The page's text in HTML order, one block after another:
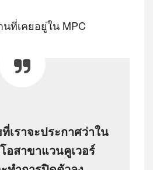
ที่เคยอยู่ใน MPC
เราจะประกาศว่าใน
อสาขาแวนคูเวอร์